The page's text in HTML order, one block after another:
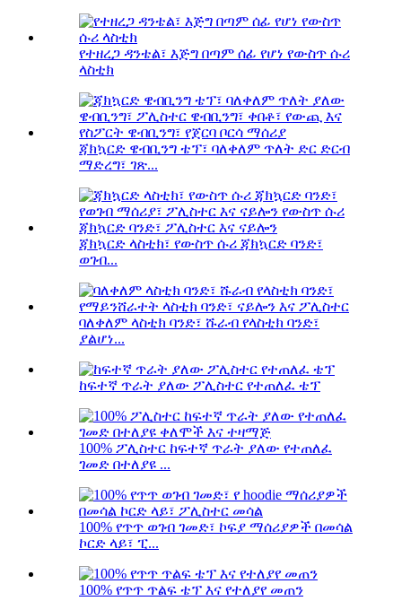
የተዘረጋ ዳንቴል፣ እጅግ በጣም ሰፊ የሆነ የውስጥ ሱሪ
ላስቲክ
ጃክኳርድ ዌብቢንግ ቴፕ፣ ባለቀለም ጥለት ድር ድርብ
ማድረግ፣ ገጽ...
ጃክኳርድ ላስቲክ፣ የውስጥ ሱሪ ጃክኳርድ ባንድ፣
ወገብ...
ባለቀለም ላስቲክ ባንድ፣ ሹራብ የላስቲክ ባንድ፣
ያልሆነ...
ከፍተኛ ጥራት ያለው ፖሊስተር የተጠለፈ ቴፕ
100% ፖሊስተር ከፍተኛ ጥራት ያለው የተጠለፈ
ገመድ በተለያዩ ...
100% የጥጥ ወገብ ገመድ፣ ኮፍያ ማሰሪያዎች በመሳል
ኮርድ ላይ፣ ፒ...
100% የጥጥ ጥልፍ ቴፕ እና የተለያየ መጠን